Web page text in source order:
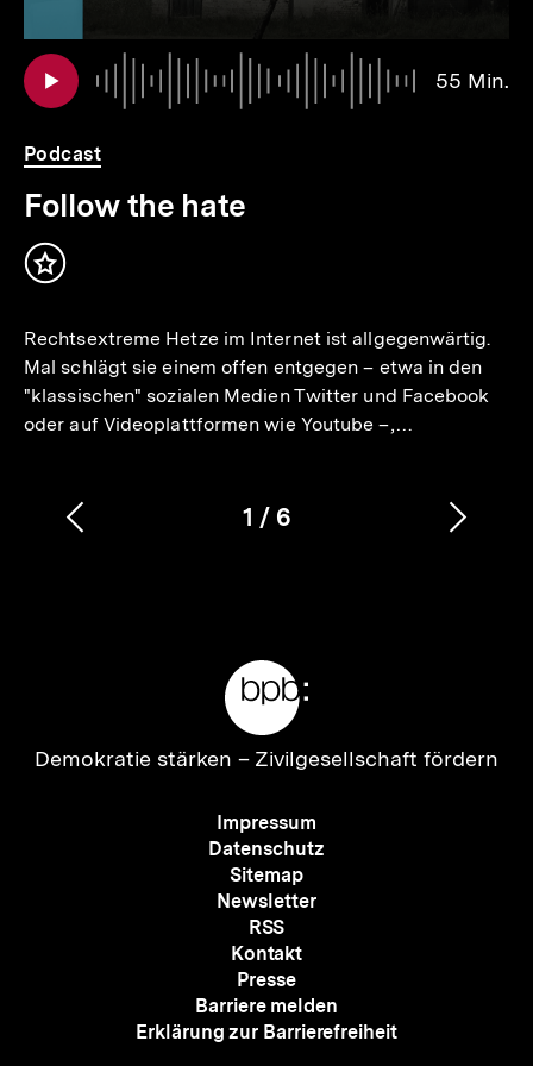
55 Min.
Podcast
Follow the hate
Inhalt
Rechtsextreme Hetze im Internet ist allgegenwärtig.
Mal schlägt sie einem offen entgegen – etwa in den
"klassischen" sozialen Medien Twitter und Facebook
oder auf Videoplattformen wie Youtube –,…
Karussellinhalt
1
von
/ 6
Vorherigen
Zur
Demokratie stärken – Zivilgesellschaft fördern
Meta-
Navigation
Impressum
Datenschutz
Sitemap
Newsletter
RSS
Kontakt
Presse
Barriere melden
Erklärung zur Barrierefreiheit